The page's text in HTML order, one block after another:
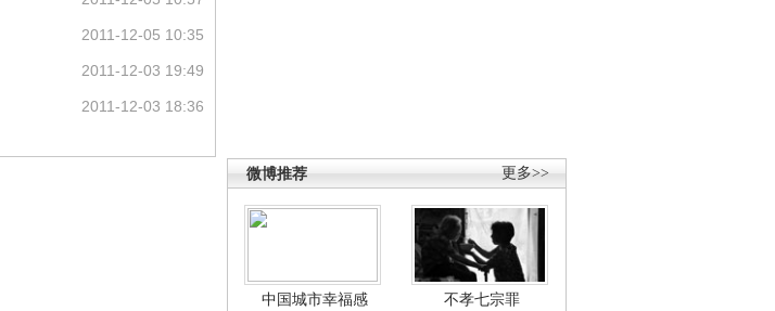
更多>>
微博推荐
中国城市幸福感
不孝七宗罪
2011-12-05 10:35
2011-12-03 19:49
2011-12-03 18:36